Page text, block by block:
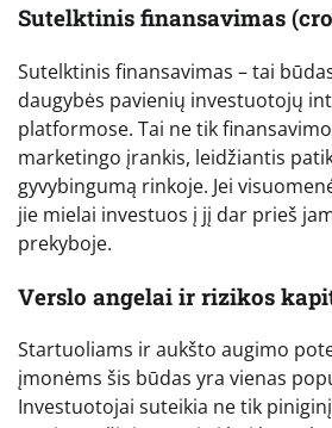
Sutelktinis finansavimas
Sutelktinis finansavimas – tai
daugybės pavienių investuotojų
platformose. Tai ne tik
marketingo įrankis, leidžiantis
gyvybingumą rinkoje. Jei
jie mielai investuos į jį dar prieš
prekyboje.
Verslo angelai ir rizikos
Startuoliams ir aukšto augimo
įmonėms šis būdas yra vienas
Investuotojai suteikia ne tik